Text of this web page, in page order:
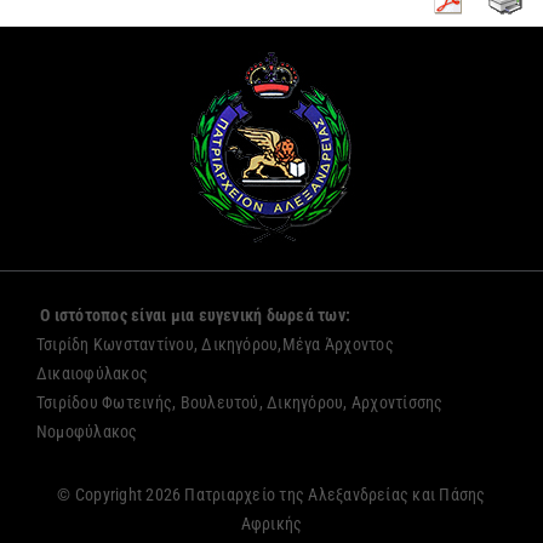
Ο ιστότοπος είναι μια ευγενική δωρεά των:
Τσιρίδη Κωνσταντίνου, Δικηγόρου,Μέγα Άρχοντος
Δικαιοφύλακος
Τσιρίδου Φωτεινής, Βουλευτού, Δικηγόρου, Αρχοντίσσης
Νομοφύλακος
© Copyright 2026 Πατριαρχείο της Αλεξανδρείας και Πάσης
Αφρικής